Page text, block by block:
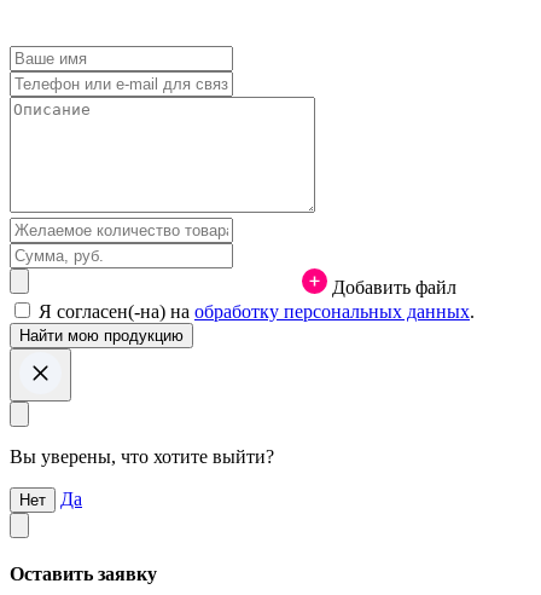
Добавить файл
Я согласен(-на) на обработку персональных данных.
Вы уверены, что хотите выйти?
Нет Да
Оставить заявку